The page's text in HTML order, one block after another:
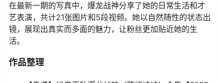
在最新一期的写真中，爆龙战神分享了她的日常生活和才
艺表演，共计21张图片和5段视频。她以自然随性的状态出
镜，展现出真实而多面的魅力，让粉丝更加贴近她的生
活。
作品整理